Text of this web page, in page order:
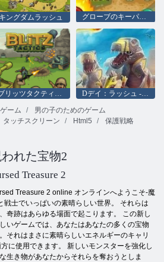
キングダムラッシュ グローブのキーパー3
ブリッツタクティクス
Dデイ：ラッシュ - タワーディフェンス
ーム
男の子のためのゲーム
タッチスクリーン Html5
保護戦略
れた宝物2
Treasure 2
Treasure 2 online オンラインへようこそ-魔
戦士でいっぱいの素晴らしい世界。 それらは
奇跡はあらゆる場面で起こります。 この新し
いゲームでは、あなたはあなたの多くの宝物
それはまさに素晴らしいエネルギーのキャリ
に使用できます。 新しいモンスターを強化し
生き物があなたからそれらを奪おうとしま